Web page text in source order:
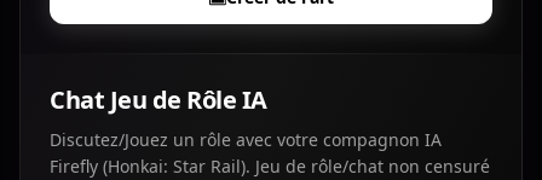
Chat Jeu de Rôle IA
Discutez/Jouez un rôle avec votre compagnon IA
Firefly (Honkai: Star Rail). Jeu de rôle/chat non censuré